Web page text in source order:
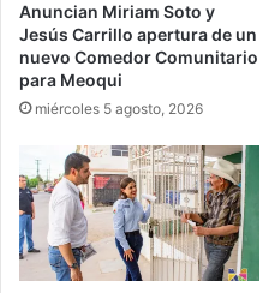
Anuncian Miriam Soto y
Jesús Carrillo apertura de un
nuevo Comedor Comunitario
para Meoqui
miércoles 5 agosto, 2026